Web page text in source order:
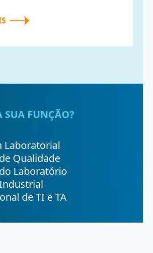
SUA FUNÇÃO?
Laboratorial
Qualidade
Laboratório
de TI e TA